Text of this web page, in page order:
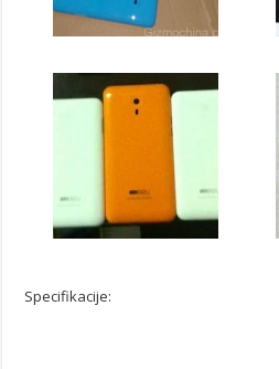
Specifikacije: